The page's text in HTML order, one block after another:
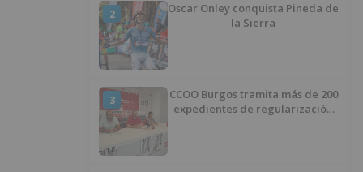
2
Oscar Onley conquista Pineda de
la Sierra
3
CCOO Burgos tramita más de 200
expedientes de regularización